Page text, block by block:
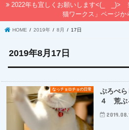
2022年も宜しくお願いします<(_ _)>
猫ワークス」ページか
HOME 2019年 8月 17日
2019年8月17日
なっチョロチョの日常
ぷろぺ
４ 荒ぶ